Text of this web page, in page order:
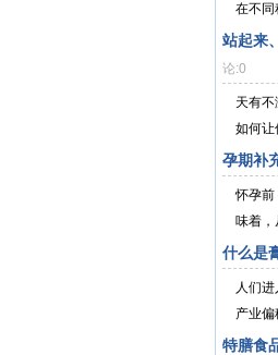
在不同
站起来
论:0
天有
如何让
孕期补
怀孕前
味着，
什么是
人们
产业
特膳食